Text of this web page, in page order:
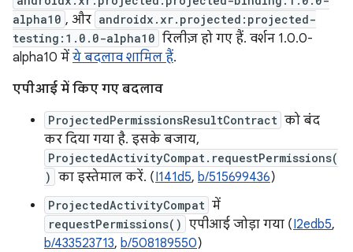
alpha10 , और androidx.xr.projected:projected-
testing:1.0.0-alpha10 रिलीज़ हो गए हैं. वर्शन 1.0.0-
alpha10 में ये बदलाव शामिल हैं.
एपीआई में किए गए बदलाव
ProjectedPermissionsResultContract को बंद
कर दिया गया है. इसके बजाय,
ProjectedActivityCompat.requestPermissions(
) का इस्तेमाल करें. (I141d5, b/515699436)
ProjectedActivityCompat में
requestPermissions() एपीआई जोड़ा गया (I2edb5,
b/433523713, b/508189550)